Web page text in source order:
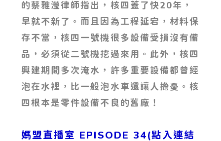
的蔡雅瀅律師指出，核四蓋了快20年，
早就不新了。而且因為工程延宕，材料保
存不當，核四一號機很多設備受損沒有備
品，必須從二號機挖過來用。此外，核四
興建期間多次淹水，許多重要設備都曾經
泡在水裡，比一般泡水車還讓人擔憂。核
四根本是零件設備不良的舊廠！
媽盟直播室 EPISODE 34(點入連結